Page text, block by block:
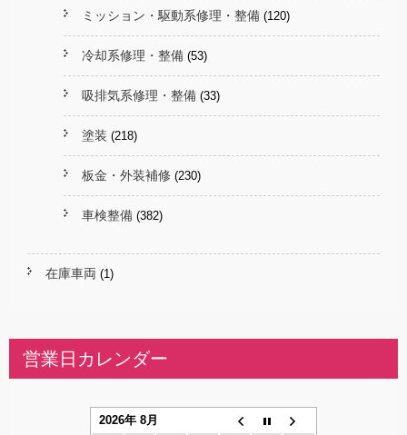
ミッション・駆動系修理・整備 (120)
冷却系修理・整備 (53)
吸排気系修理・整備 (33)
塗装 (218)
板金・外装補修 (230)
車検整備 (382)
在庫車両 (1)
営業日カレンダー
2026年 8月